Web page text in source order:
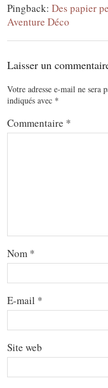
Pingback: Des papier
Aventure Déco
Laisser un
Votre adresse e-mail ne sera
indiqués avec *
Commentaire *
Nom *
E-mail *
Site web